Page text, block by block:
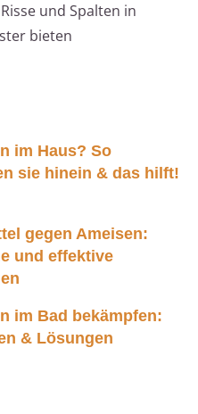
und Spalten in
bieten
im Haus? So
sie hinein & das hilft!
gegen Ameisen:
und effektive
im Bad bekämpfen:
& Lösungen